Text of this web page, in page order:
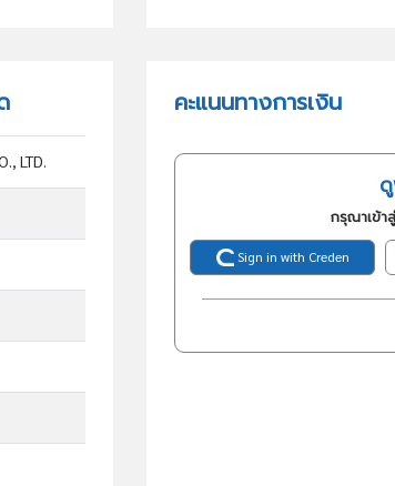
LTD.
คะแนนทางการเงิน
กรุณาเข้า
Sign in with Creden